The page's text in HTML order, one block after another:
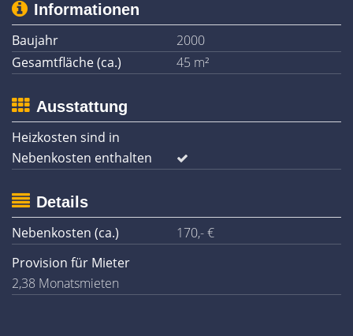
Informationen
Baujahr
2000
Gesamtfläche (ca.)
45 m²
Ausstattung
Heizkosten sind in
Nebenkosten enthalten
Details
Nebenkosten (ca.)
170,- €
Provision für Mieter
2,38 Monatsmieten